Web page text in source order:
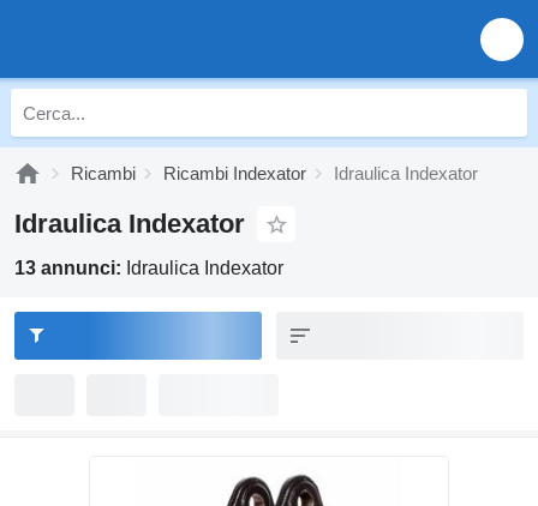
Ricambi Ricambi Indexator Idraulica Indexator
Idraulica Indexator
13 annunci: Idraulica Indexator